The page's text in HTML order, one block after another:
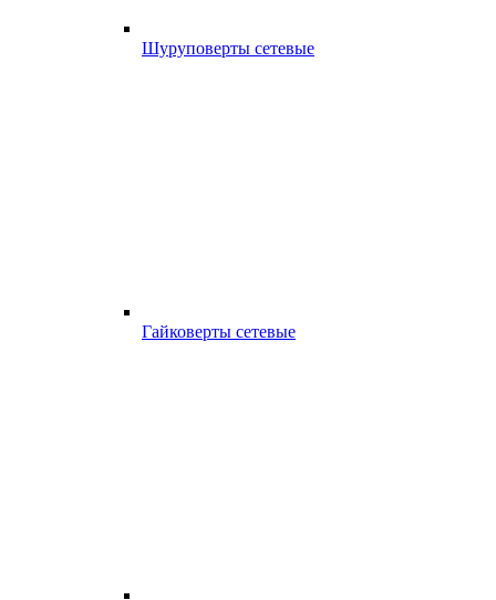
Шуруповерты сетевые
Гайковерты сетевые